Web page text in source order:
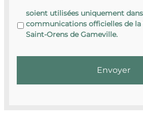
soient utilisées uniquement
communications officielles de la
Saint-Orens de Gameville.